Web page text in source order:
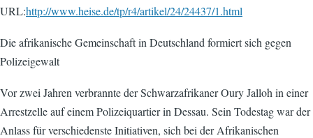
URL:http://www.heise.de/tp/r4/artikel/24/24437/1.html
Die afrikanische Gemeinschaft in Deutschland formiert sich gegen
Polizeigewalt
Vor zwei Jahren verbrannte der Schwarzafrikaner Oury Jalloh in einer
Arrestzelle auf einem Polizeiquartier in Dessau. Sein Todestag war der
Anlass für verschiedenste Initiativen, sich bei der Afrikanischen